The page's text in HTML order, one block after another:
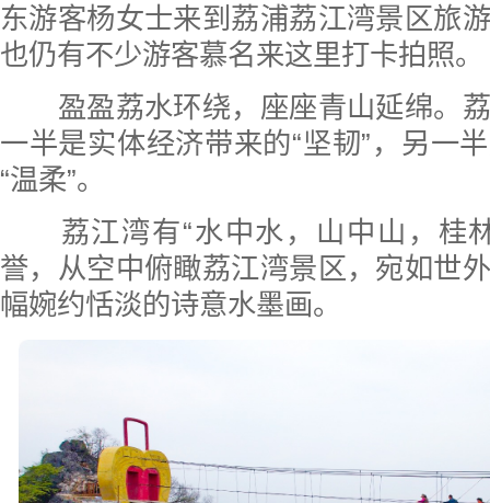
东游客杨女士来到荔浦荔江湾景区旅
也仍有不少游客慕名来这里打卡拍照。
盈盈荔水环绕，座座青山延绵。荔
一半是实体经济带来的“坚韧”，另一
“温柔”。
荔江湾有“水中水，山中山，桂
誉，从空中俯瞰荔江湾景区，宛如世
幅婉约恬淡的诗意水墨画。